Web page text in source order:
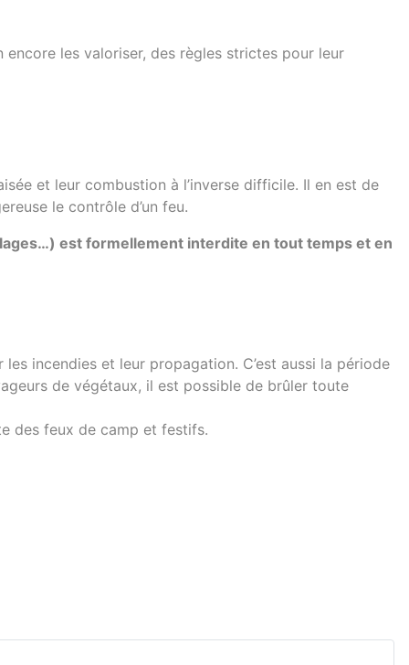
les valoriser, des règles strictes pour leur
et leur combustion à l’inverse difficile. Il en est de
le contrôle d’un feu.
est formellement interdite en tout temps et en
incendies et leur propagation. C’est aussi la période
de végétaux, il est possible de brûler toute
des feux de camp et festifs.